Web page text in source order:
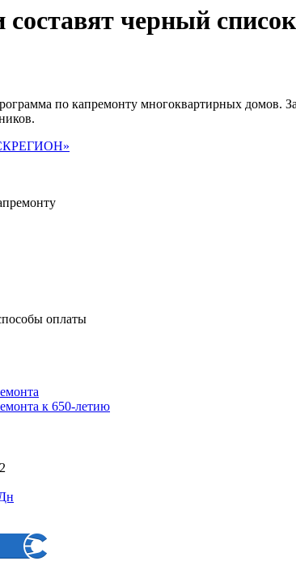
черный
по капремонту многоквартирных домов.
оплаты
к 650-летию